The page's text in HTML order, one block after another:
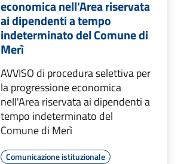
economica nell'Area riservata
ai dipendenti a tempo
indeterminato del Comune di
Merì
AVVISO di procedura selettiva per
la progressione economica
nell'Area riservata ai dipendenti a
tempo indeterminato del
Comune di Merì
Comunicazione istituzionale